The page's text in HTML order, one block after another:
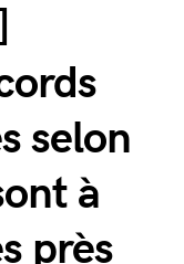
selon
à
près